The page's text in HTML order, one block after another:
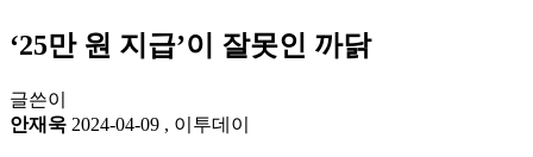
‘25만 원 지급’이 잘못인 까닭
글쓴이
안재욱 2024-04-09 , 이투데이